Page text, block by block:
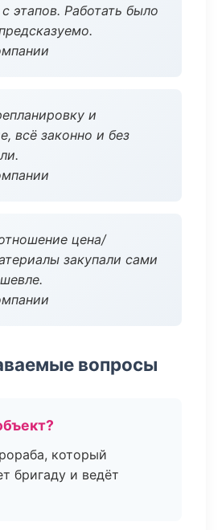
этапов. Работать было
и
всё законно и без
цена/
закупали сами
вопросы
который
бригаду и ведёт